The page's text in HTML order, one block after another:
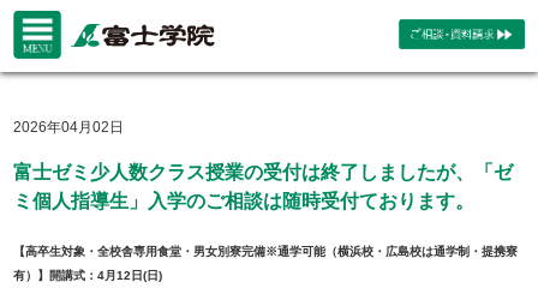
2026年04月02日
富士ゼミ少人数クラス授業の受付は終了しましたが、「ゼ
ミ個人指導生」入学のご相談は随時受付ております。
【高卒生対象・全校舎専用食堂・男女別寮完備※通学可能（横浜校・広島校は通学制・提携寮
有）】開講式：4月12日(日)